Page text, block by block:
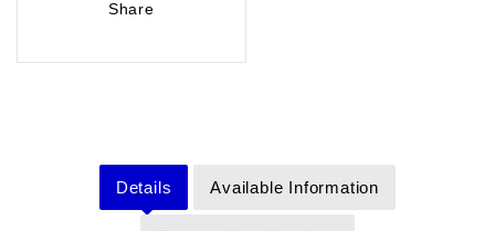
Share
Details Available Information